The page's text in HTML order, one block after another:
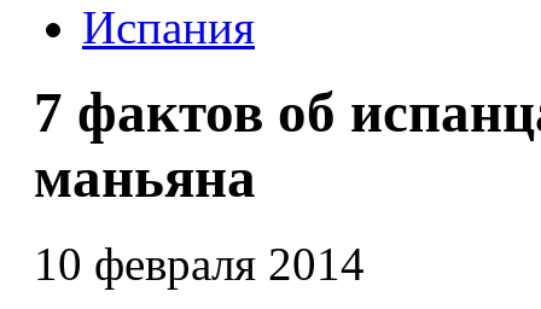
Испания
7 фактов об
маньяна
10 февраля 2014